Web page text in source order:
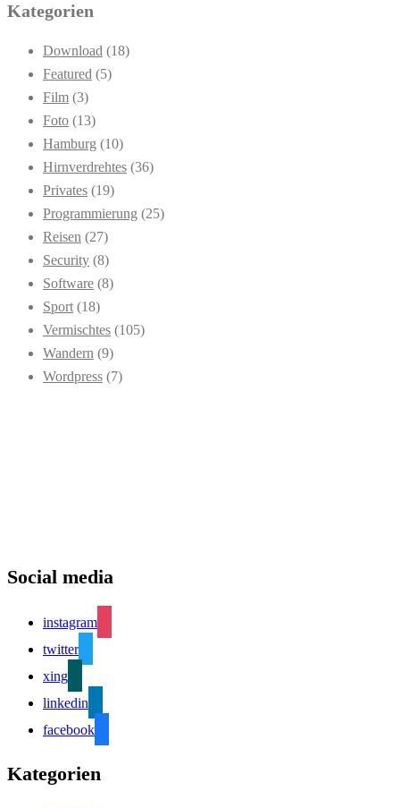
Kategorien
Download (18)
Featured (5)
Film (3)
Foto (13)
Hamburg (10)
Hirnverdrehtes (36)
Privates (19)
Programmierung (25)
Reisen (27)
Security (8)
Software (8)
Sport (18)
Vermischtes (105)
Wandern (9)
Wordpress (7)
Social media
instagram
twitter
xing
linkedin
facebook
Kategorien